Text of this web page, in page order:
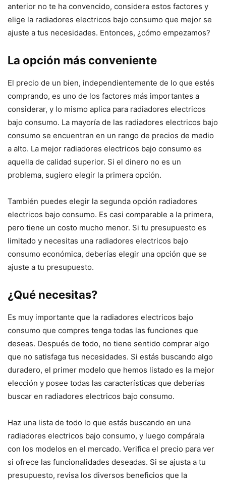
anterior no te ha convencido, considera estos factores y
elige la radiadores electricos bajo consumo que mejor se
ajuste a tus necesidades. Entonces, ¿cómo empezamos?
La opción más conveniente
El precio de un bien, independientemente de lo que estés
comprando, es uno de los factores más importantes a
considerar, y lo mismo aplica para radiadores electricos
bajo consumo. La mayoría de las radiadores electricos bajo
consumo se encuentran en un rango de precios de medio
a alto. La mejor radiadores electricos bajo consumo es
aquella de calidad superior. Si el dinero no es un
problema, sugiero elegir la primera opción.
También puedes elegir la segunda opción radiadores
electricos bajo consumo. Es casi comparable a la primera,
pero tiene un costo mucho menor. Si tu presupuesto es
limitado y necesitas una radiadores electricos bajo
consumo económica, deberías elegir una opción que se
ajuste a tu presupuesto.
¿Qué necesitas?
Es muy importante que la radiadores electricos bajo
consumo que compres tenga todas las funciones que
deseas. Después de todo, no tiene sentido comprar algo
que no satisfaga tus necesidades. Si estás buscando algo
duradero, el primer modelo que hemos listado es la mejor
elección y posee todas las características que deberías
buscar en radiadores electricos bajo consumo.
Haz una lista de todo lo que estás buscando en una
radiadores electricos bajo consumo, y luego compárala
con los modelos en el mercado. Verifica el precio para ver
si ofrece las funcionalidades deseadas. Si se ajusta a tu
presupuesto, revisa los diversos beneficios que la